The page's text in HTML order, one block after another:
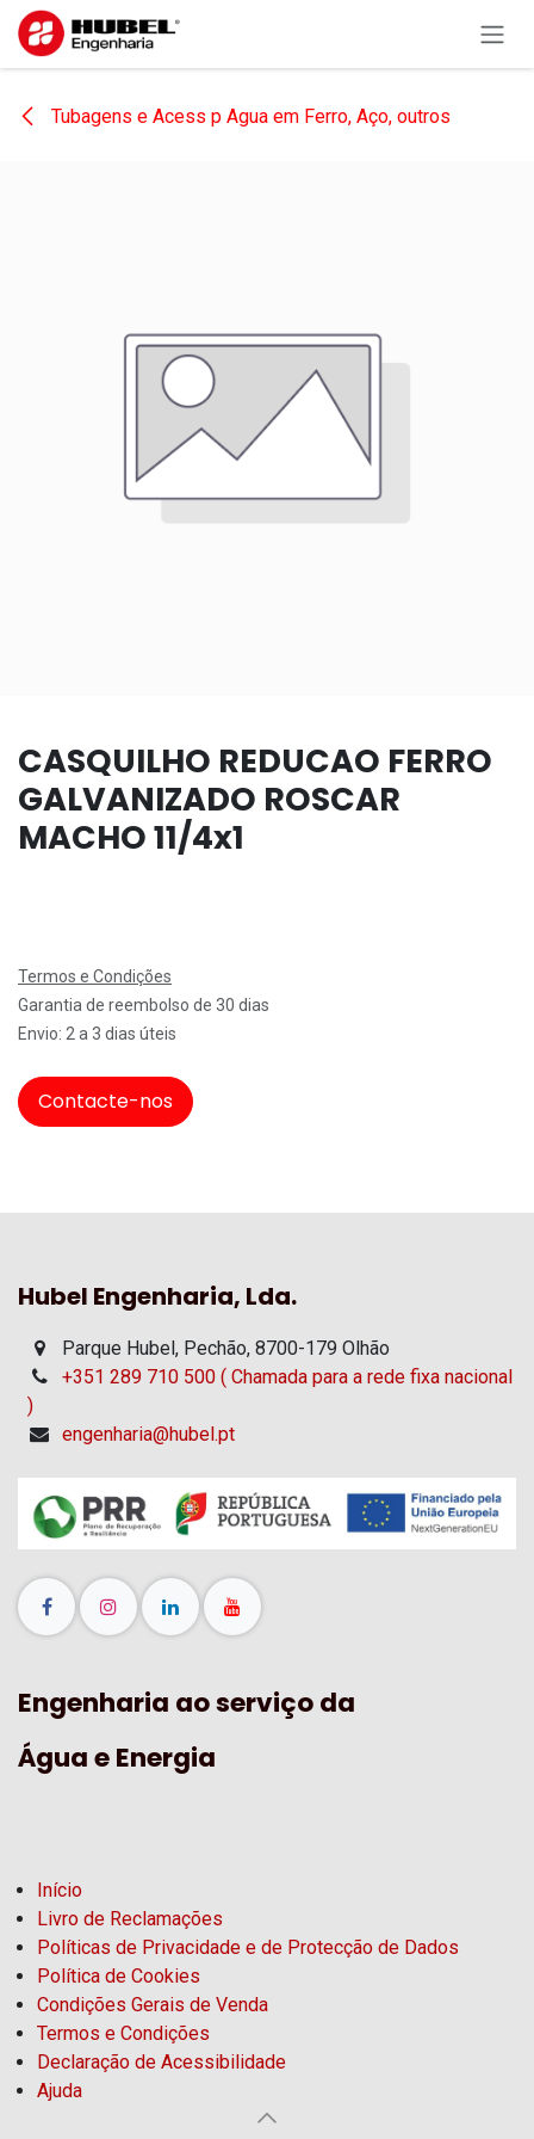
Pular para o conteúdo
Tubagens e Acess p Agua em Ferro, Aço, outros
CASQUILHO REDUCAO FERRO
GALVANIZADO ROSCAR
MACHO 11/4x1
Termos e Condições
Garantia de reembolso de 30 dias
Envio: 2 a 3 dias úteis
Contacte-nos
Hubel Engenharia, Lda.
Parque Hubel, Pechão, 8700-179 Olhão
+351 289 710 500 ( Chamada para a rede fixa nacional
)
engenharia@hubel.pt
Engenharia ao serviço da
Água e Energia
Início
Livro de Reclamações
Políticas de Privacidade e de Protecção de Dados
Política de Cookies
Condições Gerais de Venda
Termos e Condições
Declaração de Acessibilidade
Ajuda